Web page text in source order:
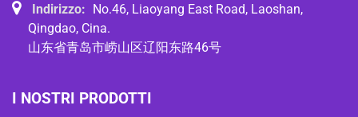
Indirizzo: No.46, Liaoyang East Road, Laoshan,
Qingdao, Cina.
山东省青岛市崂山区辽阳东路46号
I NOSTRI PRODOTTI